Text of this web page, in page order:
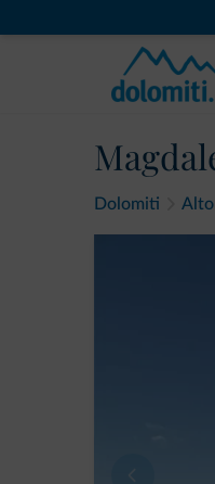
Dolomiti Alto